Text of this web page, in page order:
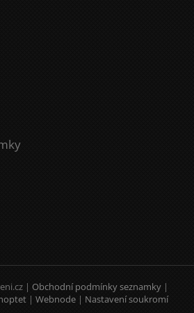
| Obchodní podmínky seznamky |
| Webnode | Nastavení soukromí